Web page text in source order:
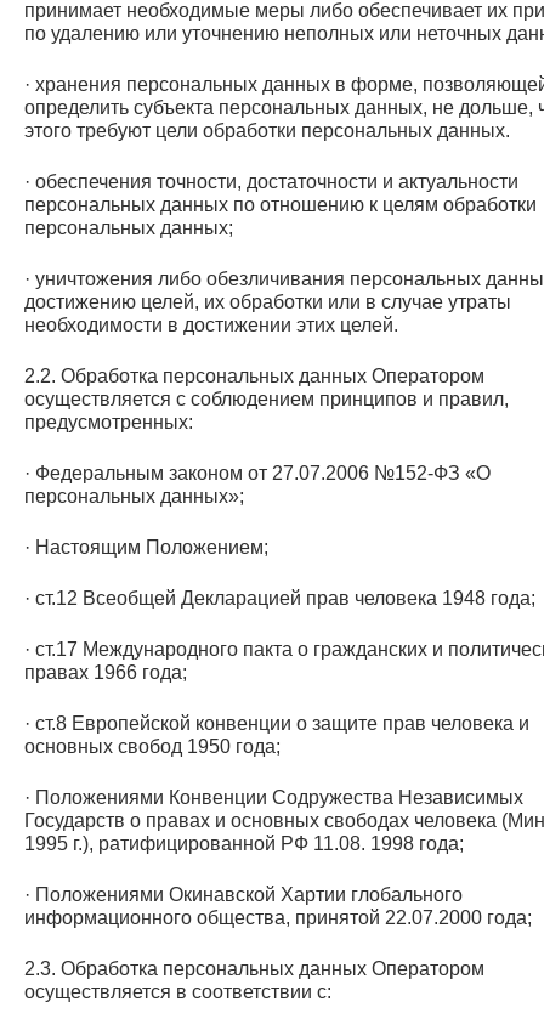
принимает необходимые меры либо обеспечивает их
по удалению или уточнению неполных или неточных
· хранения персональных данных в форме,
определить субъекта персональных данных, не дольше,
этого требуют цели обработки персональных данных.
· обеспечения точности, достаточности и актуальности
персональных данных по отношению к целям обработки
персональных данных;
· уничтожения либо обезличивания персональных
достижению целей, их обработки или в случае утраты
необходимости в достижении этих целей.
2.2. Обработка персональных данных Оператором
осуществляется с соблюдением принципов и правил,
предусмотренных:
· Федеральным законом от 27.07.2006 №152-ФЗ «О
персональных данных»;
· Настоящим Положением;
· ст.12 Всеобщей Декларацией прав человека 1948 года;
· ст.17 Международного пакта о гражданских и
правах 1966 года;
· ст.8 Европейской конвенции о защите прав человека и
основных свобод 1950 года;
· Положениями Конвенции Содружества Независимых
Государств о правах и основных свободах человека
1995 г.), ратифицированной РФ 11.08. 1998 года;
· Положениями Окинавской Хартии глобального
информационного общества, принятой 22.07.2000 года;
2.3. Обработка персональных данных Оператором
осуществляется в соответствии с: